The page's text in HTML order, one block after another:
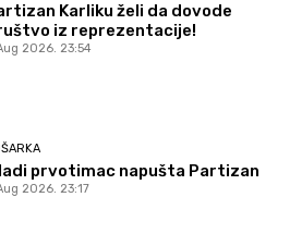
Karliku želi da dovode
iz reprezentacije!
2026. 23:54
prvotimac napušta Partizan
2026. 23:17